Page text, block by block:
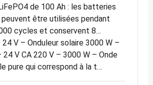
de 100 Ah : les batteries
peuvent être utilisées pendant
cycles et conservent 8…
V – Onduleur solaire 3000 W –
24 V CA 220 V – 3000 W – Onde
pure qui correspond à la t…